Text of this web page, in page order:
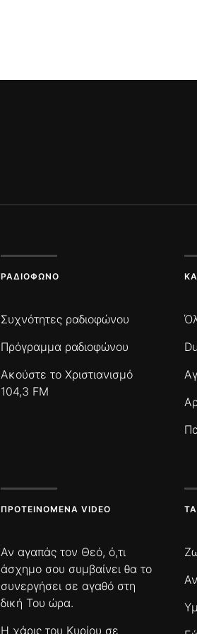
ΡΑΔΙΌΦΩΝΟ
Συχνότητες ραδιοφώνου
Πρόγραμμα ραδιοφώνου
Ακούστε το Χριστιανισμό
104,3 FM
ΠΡΟΤΕΙΝΌΜΕΝΑ VIDEO
Αν αγαπάς τον Θεό, ό,τι
άσχημο σου συμβαίνει θα το
συνεργήσει σε αγαθό στη
δική Του ώρα.
Η χάρις του Κυρίου σε